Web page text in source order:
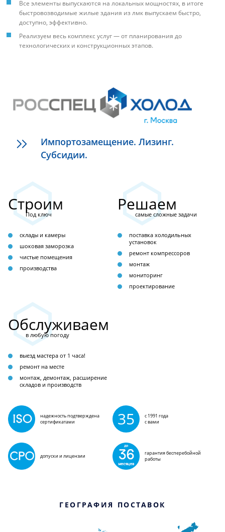
Все элементы выпускаются на локальных мощностях, в итоге
быстровозводимые жилые здания из лмк выпускаем быстро,
доступно, эффективно.
Реализуем весь комплекс услуг — от планирования до
технологических и конструкционных этапов.
Импортозамещение. Лизинг.
Субсидии.
Строим
Под ключ
склады и камеры
шоковая заморозка
чистые помещения
производства
Решаем
самые сложные задачи
поставка холодильных
установок
ремонт компрессоров
монтаж
мониторинг
проектирование
Обслуживаем
в любую погоду
выезд мастера от 1 часа!
ремонт на месте
монтаж, демонтаж, расширение
складов и производств
надежность подтверждена
сертификатами
35
с 1991 года
с вами
допуски и лицензии
гарантия бесперебойной
работы
ГЕОГРАФИЯ ПОСТАВОК